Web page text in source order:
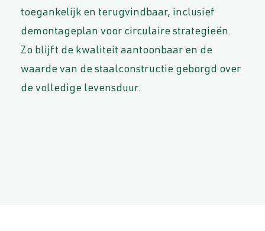
toegankelijk en terugvindbaar, inclusief
demontageplan voor circulaire strategieën.
Zo blijft de kwaliteit aantoonbaar en de
waarde van de staalconstructie geborgd over
de volledige levensduur.